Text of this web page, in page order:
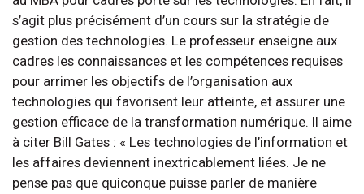
s’agit plus précisément d’un cours sur la stratégie de
gestion des technologies. Le professeur enseigne aux
cadres les connaissances et les compétences requises
pour arrimer les objectifs de l’organisation aux
technologies qui favorisent leur atteinte, et assurer une
gestion efficace de la transformation numérique. Il aime
à citer Bill Gates : « Les technologies de l’information et
les affaires deviennent inextricablement liées. Je ne
pense pas que quiconque puisse parler de manière